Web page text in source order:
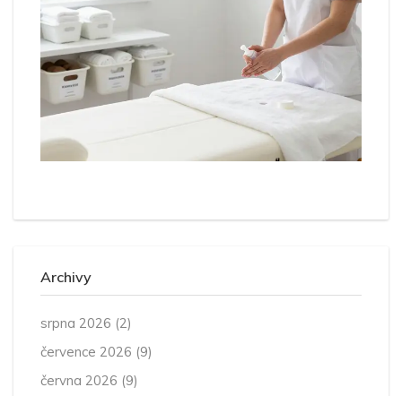
Archivy
srpna 2026 (2)
července 2026 (9)
června 2026 (9)